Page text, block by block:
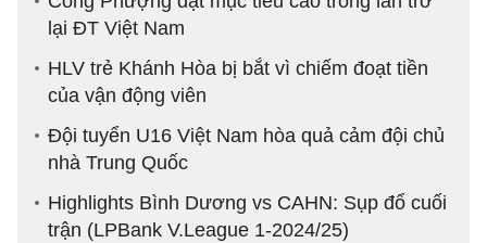
lại ĐT Việt Nam
HLV trẻ Khánh Hòa bị bắt vì chiếm đoạt tiền
của vận động viên
Đội tuyển U16 Việt Nam hòa quả cảm đội chủ
nhà Trung Quốc
Highlights Bình Dương vs CAHN: Sụp đổ cuối
trận (LPBank V.League 1-2024/25)